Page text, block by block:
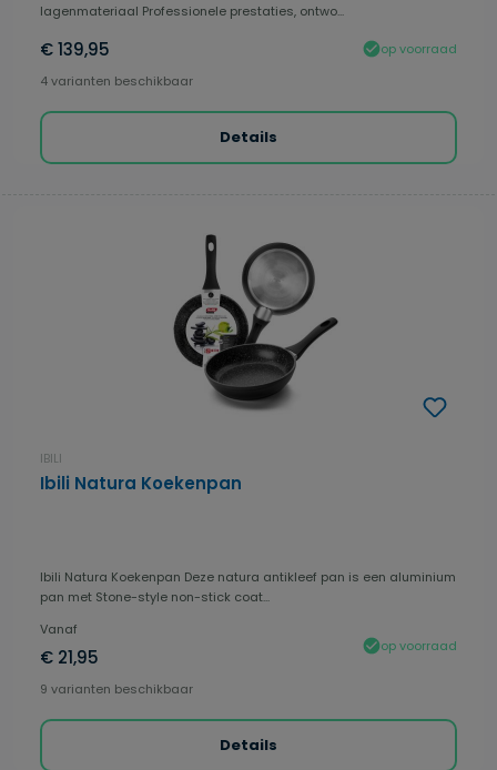
lagenmateriaal Professionele prestaties, ontwo...
€ 139,95
op voorraad
4 varianten beschikbaar
Details
IBILI
Ibili Natura Koekenpan
Ibili Natura Koekenpan Deze natura antikleef pan is een aluminium
pan met Stone-style non-stick coat...
Vanaf
€ 21,95
op voorraad
9 varianten beschikbaar
Details